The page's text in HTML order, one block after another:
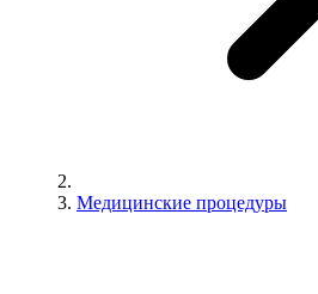
Медицинские процедуры